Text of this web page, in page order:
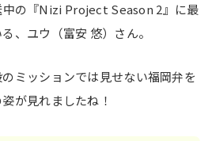
中の『Nizi Project Season 2』に最
、ユウ（富安 悠）さん。
ミッションでは見せない福岡弁を
が見れましたね！